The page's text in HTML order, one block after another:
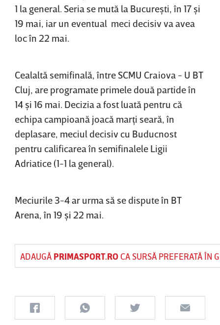
1 la general. Seria se mută la Bucureşti, în 17 şi
19 mai, iar un eventual meci decisiv va avea
loc în 22 mai.
Cealaltă semifinală, între SCMU Craiova - U BT
Cluj, are programate primele două partide în
14 şi 16 mai. Decizia a fost luată pentru că
echipa campioană joacă marţi seară, în
deplasare, meciul decisiv cu Buducnost
pentru calificarea în semifinalele Ligii
Adriatice (1-1 la general).
Meciurile 3-4 ar urma să se dispute în BT
Arena, în 19 şi 22 mai.
ADAUGĂ PRIMASPORT.ROCA SURSĂ PREFERATĂ ÎN